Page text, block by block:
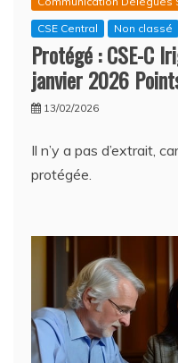
CSE Central
Non classé
Protégé : CSE-C
janvier 2026
13/02/2026
Il n’y a pas d’extrait,
protégée.